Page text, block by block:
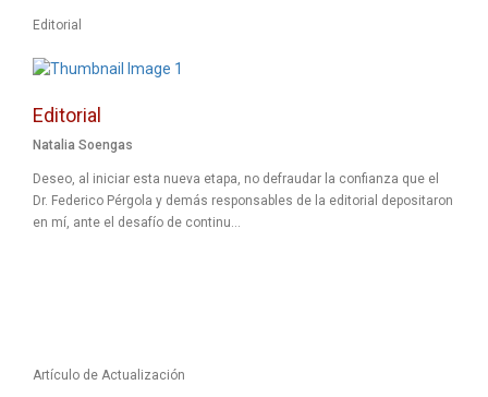
Editorial
Editorial
Natalia Soengas
Deseo, al iniciar esta nueva etapa, no defraudar la confianza que el
Dr. Federico Pérgola y demás responsables de la editorial depositaron
en mí, ante el desafío de continu...
Artículo de Actualización